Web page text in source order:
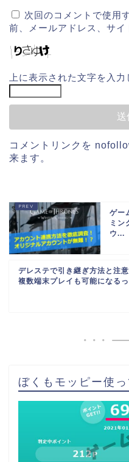
次回のコメントで使用
前、メールアドレス、サイ
上に表示された文字を入力
コメントリンクを
来ます。
ゲー
ミン
ウ...
デレステで引き継ぎ方法と注
複数端末プレイも可能になる
ぼくもモッピー使っ